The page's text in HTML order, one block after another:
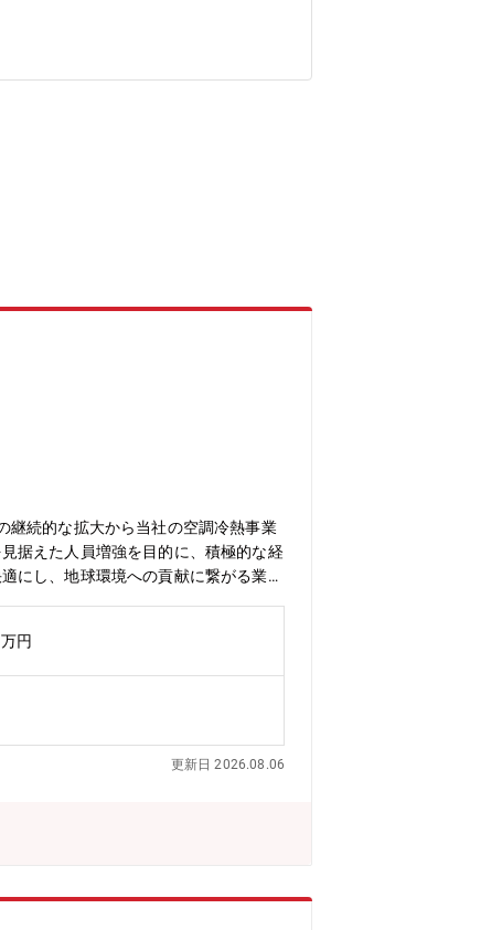
継続的な拡大から当社の空調冷熱事業
据えた人員増強を目的に、積極的な経
にし、地球環境への貢献に繋がる業務
推進）≪具体的には≫空調冷熱機器生
。担当職場の生産性向上にむけた分析
と各種プロジェクトを実行・推進いた
スキルではありません。業務でプロ
の知識があると効率的に業務遂行い
び製造技術開発。国内、海外拠点、関
な工場運営の計画、立案及び実行推
ればグローバルにも活躍できます。・
円
更新日 2026.08.06